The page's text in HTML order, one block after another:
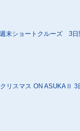
末ショートクルーズ 3日
リスマス ON ASUKAⅡ 3